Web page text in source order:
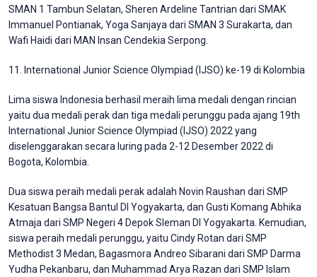
SMAN 1 Tambun Selatan, Sheren Ardeline Tantrian dari SMAK
Immanuel Pontianak, Yoga Sanjaya dari SMAN 3 Surakarta, dan
Wafi Haidi dari MAN Insan Cendekia Serpong.
11. International Junior Science Olympiad (IJSO) ke-19 di Kolombia
Lima siswa Indonesia berhasil meraih lima medali dengan rincian
yaitu dua medali perak dan tiga medali perunggu pada ajang 19th
International Junior Science Olympiad (IJSO) 2022 yang
diselenggarakan secara luring pada 2-12 Desember 2022 di
Bogota, Kolombia.
Dua siswa peraih medali perak adalah Novin Raushan dari SMP
Kesatuan Bangsa Bantul DI Yogyakarta, dan Gusti Komang Abhika
Atmaja dari SMP Negeri 4 Depok Sleman DI Yogyakarta. Kemudian,
siswa peraih medali perunggu, yaitu Cindy Rotan dari SMP
Methodist 3 Medan, Bagasmora Andreo Sibarani dari SMP Darma
Yudha Pekanbaru, dan Muhammad Arya Razan dari SMP Islam